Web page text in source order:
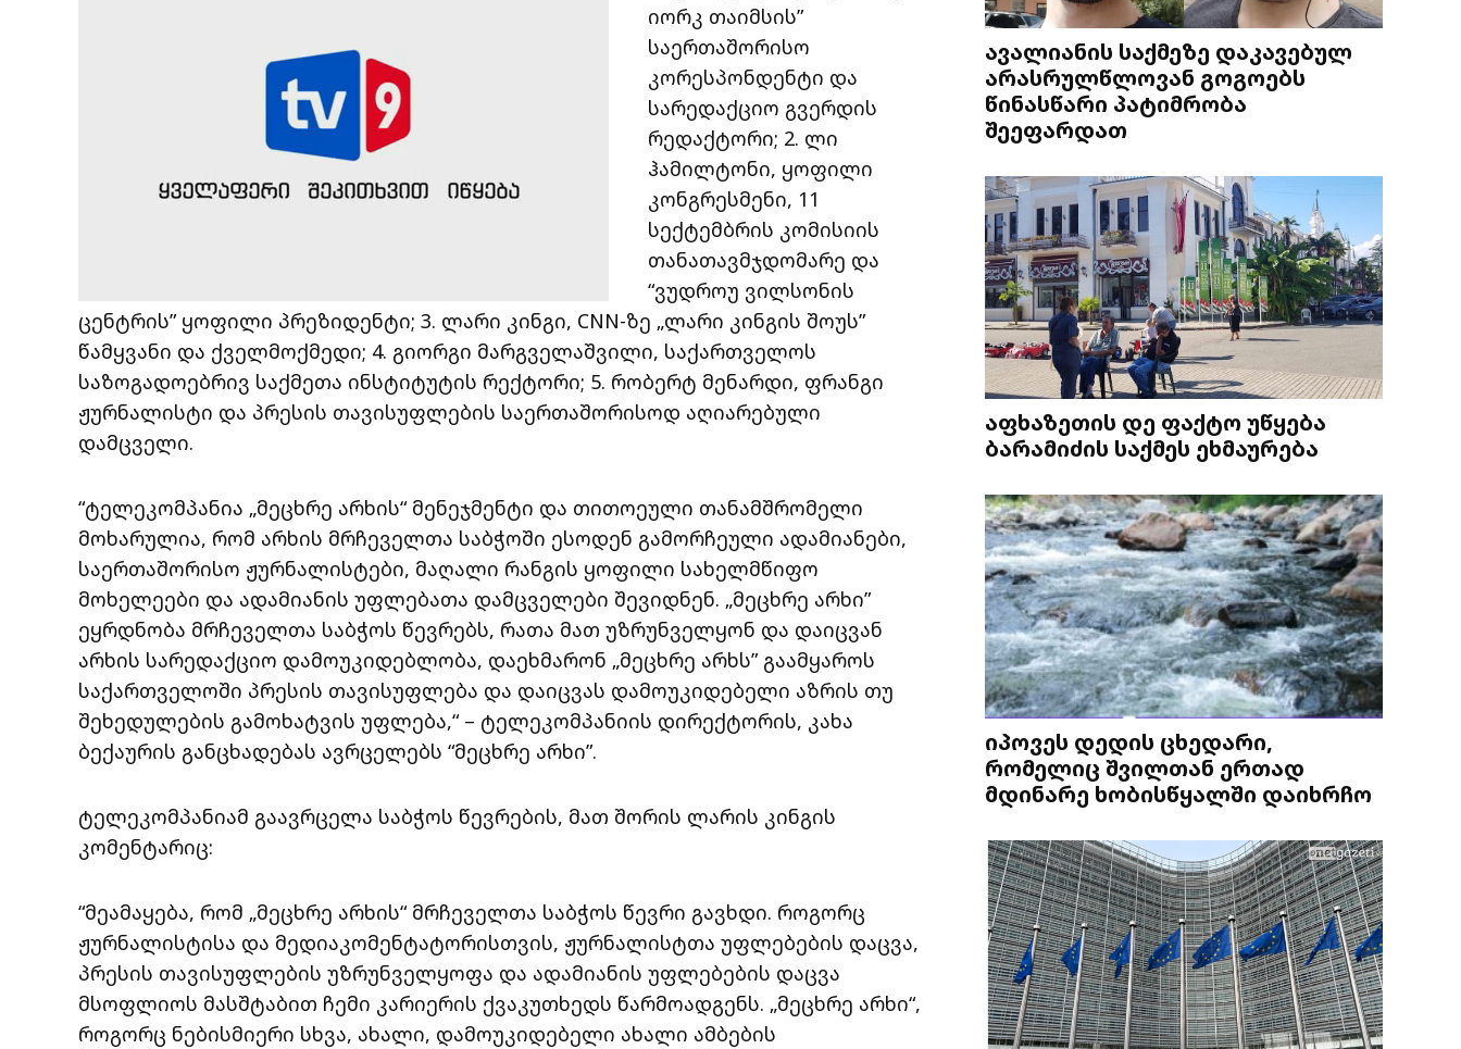
იორკ თაიმსის”
საერთაშორისო
კორესპონდენტი და
სარედაქციო გვერდის
რედაქტორი; 2. ლი
ჰამილტონი, ყოფილი
კონგრესმენი, 11
სექტემბრის კომისიის
თანათავმჯდომარე და
“ვუდროუ ვილსონის
ცენტრის” ყოფილი პრეზიდენტი; 3. ლარი კინგი, CNN-ზე „ლარი კინგის შოუს”
წამყვანი და ქველმოქმედი; 4. გიორგი მარგველაშვილი, საქართველოს
საზოგადოებრივ საქმეთა ინსტიტუტის რექტორი; 5. რობერტ მენარდი, ფრანგი
ჟურნალისტი და პრესის თავისუფლების საერთაშორისოდ აღიარებული
დამცველი.
“ტელეკომპანია „მეცხრე არხის“ მენეჯმენტი და თითოეული თანამშრომელი
მოხარულია, რომ არხის მრჩეველთა საბჭოში ესოდენ გამორჩეული ადამიანები,
საერთაშორისო ჟურნალისტები, მაღალი რანგის ყოფილი სახელმწიფო
მოხელეები და ადამიანის უფლებათა დამცველები შევიდნენ. „მეცხრე არხი”
ეყრდნობა მრჩეველთა საბჭოს წევრებს, რათა მათ უზრუნველყონ და დაიცვან
არხის სარედაქციო დამოუკიდებლობა, დაეხმარონ „მეცხრე არხს” გაამყაროს
საქართველოში პრესის თავისუფლება და დაიცვას დამოუკიდებელი აზრის თუ
შეხედულების გამოხატვის უფლება,“ – ტელეკომპანიის დირექტორის, კახა
ბექაურის განცხადებას ავრცელებს “მეცხრე არხი”.
ტელეკომპანიამ გაავრცელა საბჭოს წევრების, მათ შორის ლარის კინგის
კომენტარიც:
“მეამაყება, რომ „მეცხრე არხის“ მრჩეველთა საბჭოს წევრი გავხდი. როგორც
ჟურნალისტისა და მედიაკომენტატორისთვის, ჟურნალისტთა უფლებების დაცვა,
პრესის თავისუფლების უზრუნველყოფა და ადამიანის უფლებების დაცვა
მსოფლიოს მასშტაბით ჩემი კარიერის ქვაკუთხედს წარმოადგენს. „მეცხრე არხი“,
როგორც ნებისმიერი სხვა, ახალი, დამოუკიდებელი ახალი ამბების
ავალიანის საქმეზე დაკავებულ
არასრულწლოვან გოგოებს
წინასწარი პატიმრობა
შეეფარდათ
აფხაზეთის დე ფაქტო უწყება
ბარამიძის საქმეს ეხმაურება
იპოვეს დედის ცხედარი,
რომელიც შვილთან ერთად
მდინარე ხობისწყალში დაიხრჩო